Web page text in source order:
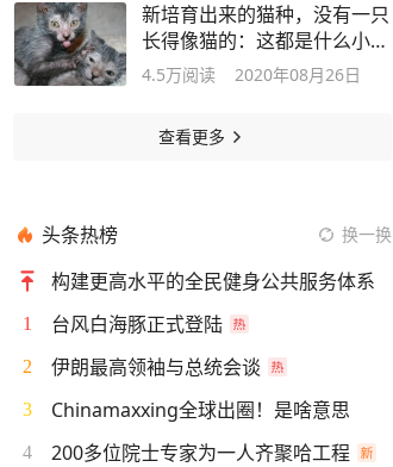
新培育出来的猫种，没有一只
长得像猫的：这都是什么小东
西？
4.5万阅读 2020年08月26日
查看更多
头条热榜 换一换
构建更高水平的全民健身公共服务体系
1 台风白海豚正式登陆
2 伊朗最高领袖与总统会谈
3 Chinamaxxing全球出圈！是啥意思
4 200多位院士专家为一人齐聚哈工程